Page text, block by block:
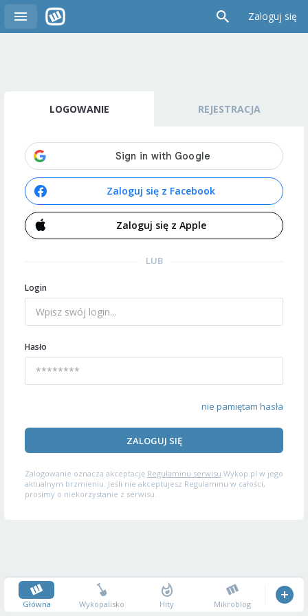
Zaloguj się
LOGOWANIE REJESTRACJA
Zaloguj się z Facebook
Zaloguj się z Apple
LUB
Login
Hasło
nie pamiętam hasła
ZALOGUJ SIĘ
Zalogowanie oznacza akceptację Regulaminu serwisu Wykop.pl w jego
aktualnym brzmieniu. Jeśli nie akceptujesz Regulaminu w całości,
prosimy o niekorzystanie z serwisu.
Główna Wykopalisko Hity Mikroblog